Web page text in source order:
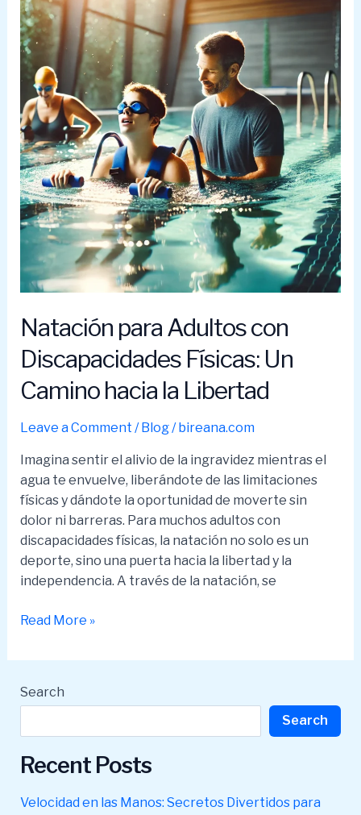
deportivas
en
adultos:
Un
enfoque
seguro
y
efectivo
Natación para Adultos con
Discapacidades Físicas: Un
Camino hacia la Libertad
Leave a Comment / Blog/ bireana.com
Imagina sentir el alivio de la ingravidez mientras el
agua te envuelve, liberándote de las limitaciones
físicas y dándote la oportunidad de moverte sin
dolor ni barreras. Para muchos adultos con
discapacidades físicas, la natación no solo es un
deporte, sino una puerta hacia la libertad y la
independencia. A través de la natación, se
Natación
Adultos
Discapacidades
Un
Camino
la
Read More »
Search
Search
Recent Posts
Velocidad en las Manos: Secretos Divertidos para